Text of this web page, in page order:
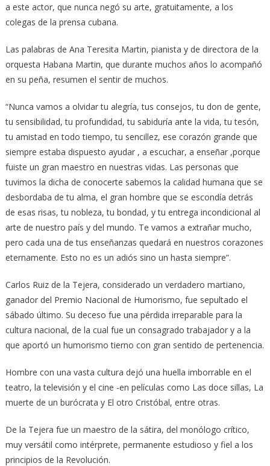
a este actor, que nunca negó su arte, gratuitamente, a los
colegas de la prensa cubana.
Las palabras de Ana Teresita Martin, pianista y de directora de la
orquesta Habana Martin, que durante muchos años lo acompañó
en su peña, resumen el sentir de muchos.
“Nunca vamos a olvidar tu alegría, tus consejos, tu don de gente,
tu sensibilidad, tu profundidad, tu sabiduría ante la vida, tu tesón,
tu amistad en todo tiempo, tu sencillez, ese corazón grande que
siempre estaba dispuesto ayudar , a escuchar, a enseñar ,porque
fuiste un gran maestro en nuestras vidas. Las personas que
tuvimos la dicha de conocerte sabemos la calidad humana que se
desbordaba de tu alma, el gran hombre que se escondía detrás
de esas risas, tu nobleza, tu bondad, y tu entrega incondicional al
arte de nuestro país y del mundo. Te vamos a extrañar mucho,
pero cada una de tus enseñanzas quedará en nuestros corazones
eternamente. Esto no es un adiós sino un hasta siempre”.
Carlos Ruiz de la Tejera, considerado un verdadero martiano,
ganador del Premio Nacional de Humorismo, fue sepultado el
sábado último. Su deceso fue una pérdida irreparable para la
cultura nacional, de la cual fue un consagrado trabajador y a la
que aportó un humorismo tierno con gran sentido de pertenencia.
Hombre con una vasta cultura dejó una huella imborrable en el
teatro, la televisión y el cine -en películas como Las doce sillas, La
muerte de un burócrata y El otro Cristóbal, entre otras.
De la Tejera fue un maestro de la sátira, del monólogo crítico,
muy versátil como intérprete, permanente estudioso y fiel a los
principios de la Revolución.